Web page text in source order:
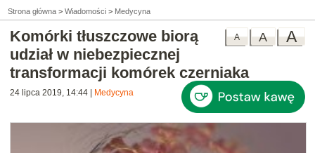
Strona główna > Wiadomości > Medycyna
A
A
A
Komórki tłuszczowe biorą
udział w niebezpiecznej
transformacji komórek czerniaka
24 lipca 2019, 14:44 Medycyna